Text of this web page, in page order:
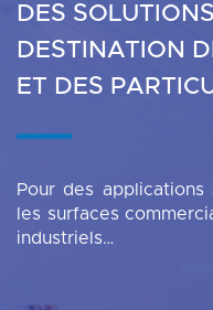
DES
DESTINATION
ET DES
Pour des applications
les surfaces
industriels…